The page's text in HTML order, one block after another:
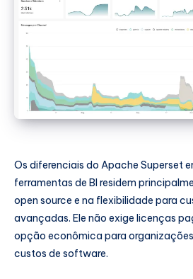
Os diferenciais do Apache Superset
ferramentas de BI residem
open source e na flexibilidade para
avançadas. Ele não exige licenças
opção econômica para
custos de software.